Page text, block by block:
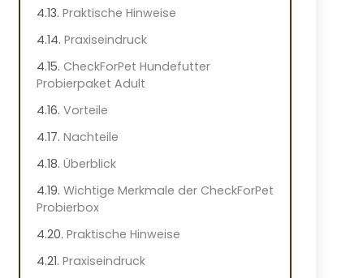
Praktische Hinweise
Praxiseindruck
CheckForPet Hundefutter
Probierpaket Adult
Vorteile
Nachteile
Überblick
Wichtige Merkmale der CheckForPet
Probierbox
Praktische Hinweise
Praxiseindruck